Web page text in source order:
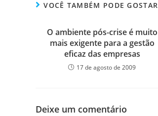
VOCÊ TAMBÉM PODE GOSTAR
O ambiente pós-crise é muito
mais exigente para a gestão
eficaz das empresas
17 de agosto de 2009
Deixe um comentário